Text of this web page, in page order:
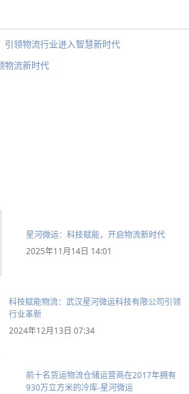
引领物流行业进入智慧新时代
物流新时代
星河微运：科技赋能，开启物流新时代
2025年11月14日 14:01
科技赋能物流：武汉星河微运科技有限公司引领
行业革新
2024年12月13日 07:34
前十名货运物流仓储运营商在2017年拥有
930万立方米的冷库-星河微运